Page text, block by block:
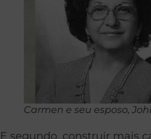
Carmen e seu esposo,
E segundo, construir mais